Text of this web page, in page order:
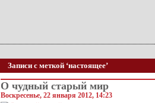
Записи с меткой ‘настоящее’
О чудный старый мир
Воскресенье, 22 января 2012, 14:23